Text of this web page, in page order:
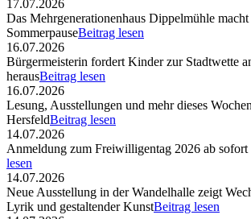
17.07.2026
Das Mehrgenerationenhaus Dippelmühle macht
SommerpauseBeitrag lesen
16.07.2026
Bürgermeisterin fordert Kinder zur Stadtwette
herausBeitrag lesen
16.07.2026
Lesung, Ausstellungen und mehr dieses
HersfeldBeitrag lesen
14.07.2026
Anmeldung zum Freiwilligentag 2026 ab sofort
lesen
14.07.2026
Neue Ausstellung in der Wandelhalle zeigt
Lyrik und gestaltender KunstBeitrag lesen